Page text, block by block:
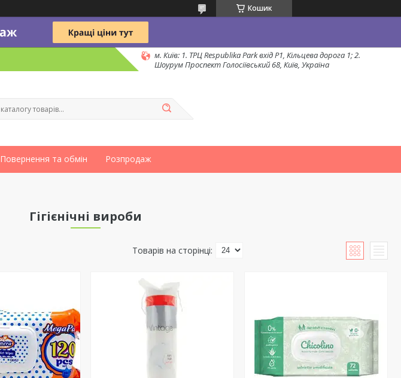
Кошик
м. Київ: 1. ТРЦ Respublika Park вхід P1, Кільцева дорога 1; 2.
Шоурум Проспект Голосіївський 68, Київ, Україна
Повернення та обмін Розпродаж
Гігієнічні вироби